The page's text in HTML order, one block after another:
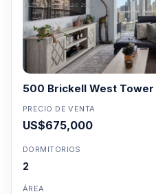
500 Brickell West
PRECIO DE VENTA
US$675,000
DORMITORIOS
2
ÁREA